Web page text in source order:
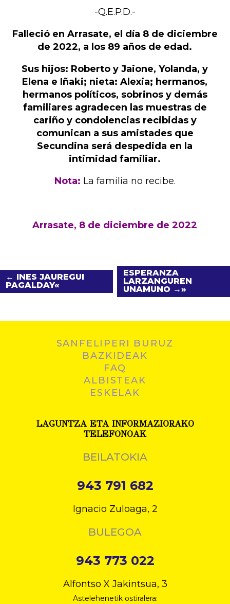
-Q.E.P.D.-
Falleció en Arrasate, el día 8 de diciembre
de 2022, a los 89 años de edad.
Sus hijos: Roberto y Jaione, Yolanda, y
Elena e Iñaki; nieta: Alexia; hermanos,
hermanos políticos, sobrinos y demás
familiares agradecen las muestras de
cariño y condolencias recibidas y
comunican a sus amistades que
Secundina será despedida en la
intimidad familiar.
Nota: La familia no recibe.
Arrasate, 8 de diciembre de 2022
← INES JAUREGUI
PAGALDAY
ESPERANZA
LARZANGUREN
UNAMUNO →
SANFELIPERI BURUZ
BAZKIDEAK
FAQ
ALBISTEAK
ESKELAK
LAGUNTZA ETA INFORMAZIORAKO
TELEFONOAK
BEILATOKIA
943 791 682
Ignacio Zuloaga, 2
BULEGOA
943 773 022
Alfontso X Jakintsua, 3
Astelehenetik ostiralera: